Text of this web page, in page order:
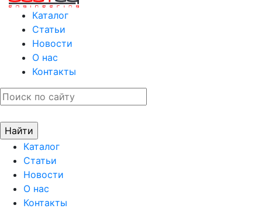
Каталог
Статьи
Новости
О нас
Контакты
Каталог
Статьи
Новости
О нас
Контакты